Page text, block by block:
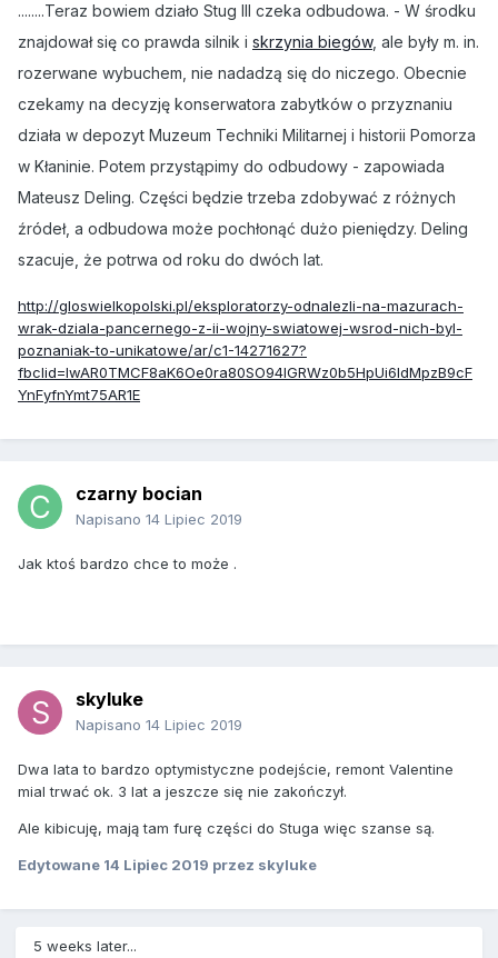
........Teraz bowiem działo Stug III czeka odbudowa. - W środku
znajdował się co prawda silnik i skrzynia biegów, ale były m. in.
rozerwane wybuchem, nie nadadzą się do niczego. Obecnie
czekamy na decyzję konserwatora zabytków o przyznaniu
działa w depozyt Muzeum Techniki Militarnej i historii Pomorza
w Kłaninie. Potem przystąpimy do odbudowy - zapowiada
Mateusz Deling. Części będzie trzeba zdobywać z różnych
źródeł, a odbudowa może pochłonąć dużo pieniędzy. Deling
szacuje, że potrwa od roku do dwóch lat.
http://gloswielkopolski.pl/eksploratorzy-odnalezli-na-mazurach-
wrak-dziala-pancernego-z-ii-wojny-swiatowej-wsrod-nich-byl-
poznaniak-to-unikatowe/ar/c1-14271627?
fbclid=IwAR0TMCF8aK6Oe0ra80SO94IGRWz0b5HpUi6IdMpzB9cF
YnFyfnYmt75AR1E
czarny bocian
Napisano 14 Lipiec 2019
Jak ktoś bardzo chce to może .
skyluke
Napisano 14 Lipiec 2019
Dwa lata to bardzo optymistyczne podejście, remont Valentine
mial trwać ok. 3 lat a jeszcze się nie zakończył.
Ale kibicuję, mają tam furę części do Stuga więc szanse są.
Edytowane 14 Lipiec 2019 przez skyluke
5 weeks later...